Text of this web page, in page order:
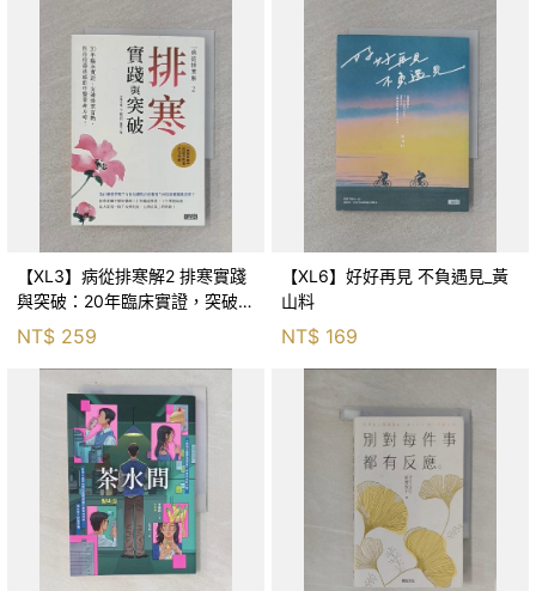
【XL3】病從排寒解2 排寒實踐
與突破：20年臨床實證，突破排
寒盲點，防治疫毒流感的中醫養
命方略！_李璧如
NT$ 259
【XL6】好好再見 不負遇見_黃
山料
NT$ 169